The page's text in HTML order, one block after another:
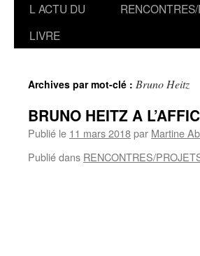
Aller
L ACTU DU
LIVRE
Archives par mot-clé : Bruno Heitz
BRUNO HEITZ A
Publié le 11 mars 2018par Martine
Publié dans RENCONTRES/